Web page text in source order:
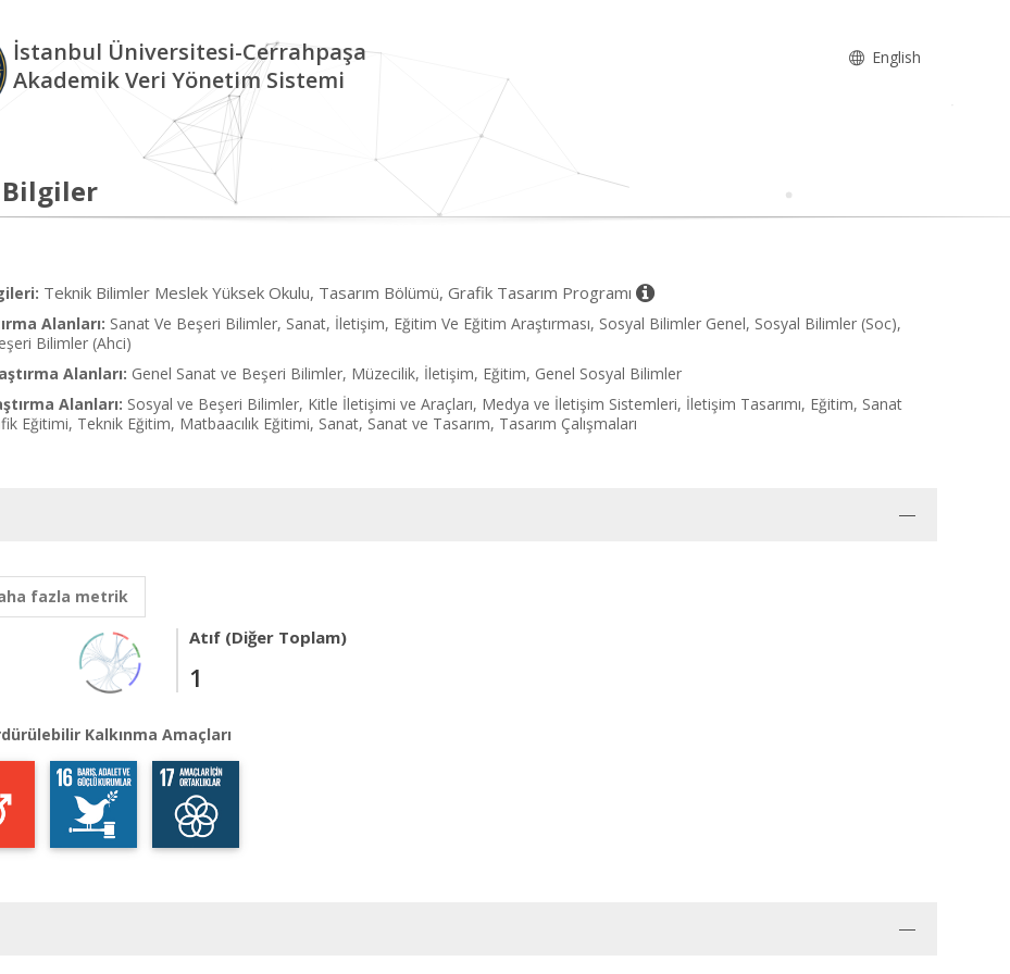
İstanbul Üniversitesi-Cerrahpaşa
Akademik Veri Yönetim Sistemi
English
Bilgiler
Teknik Bilimler Meslek Yüksek Okulu, Tasarım Bölümü, Grafik Tasarım Programı
Alanları: Sanat Ve Beşeri Bilimler, Sanat, İletişim, Eğitim Ve Eğitim Araştırması, Sosyal Bilimler Genel, Sosyal Bilimler (Soc),
Bilimler (Ahci)
Alanları: Genel Sanat ve Beşeri Bilimler, Müzecilik, İletişim, Eğitim, Genel Sosyal Bilimler
Alanları: Sosyal ve Beşeri Bilimler, Kitle İletişimi ve Araçları, Medya ve İletişim Sistemleri, İletişim Tasarımı, Eğitim, Sanat
Eğitimi, Teknik Eğitim, Matbaacılık Eğitimi, Sanat, Sanat ve Tasarım, Tasarım Çalışmaları
fazla metrik
Atıf (Diğer Toplam)
1
Kalkınma Amaçları